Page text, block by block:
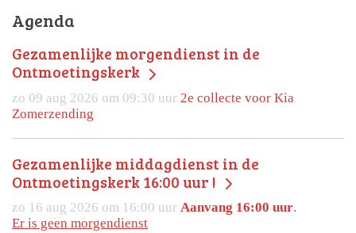
Agenda
Gezamenlijke morgendienst in de
Ontmoetingskerk
zo 09 aug 2026 om 09:30 uur 2e collecte voor Kia
Zomerzending
Gezamenlijke middagdienst in de
Ontmoetingskerk 16:00 uur !
zo 16 aug 2026 om 16:00 uur Aanvang 16:00 uur.
Er is geen morgendienst